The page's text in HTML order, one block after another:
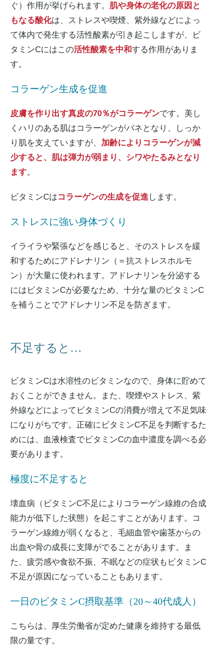
ぐ）作用が挙げられます。 肌や身体の老化の原因と
もなる酸化は、ストレスや喫煙、紫外線などによっ
て体内で発生する活性酸素が引き起こしますが、ビ
タミンCにはこの活性酸素を中和する作用がありま
す。
コラーゲン生成を促進
皮膚を作り出す真皮の70％がコラーゲンです。美し
くハリのある肌はコラーゲンがバネとなり、しっか
り肌を支えていますが、 加齢によりコラーゲンが減
少すると、肌は弾力が弱まり、シワやたるみとなり
ます。
ビタミンCはコラーゲンの生成を促進 します。
ストレスに強い身体づくり
イライラや緊張などを感じると、そのストレスを緩
和するためにアドレナリン（＝抗ストレスホルモ
ン）が大量に使われます。アドレナリンを分泌する
にはビタミンCが必要なため、十分な量のビタミンC
を補うことでアドレナリン不足を防ぎます。
不足すると…
ビタミンCは水溶性のビタミンなので、身体に貯めて
おくことができません。また、喫煙やストレス、紫
外線などによってビタミンCの消費が増えて不足気味
になりがちです。正確にビタミンC不足を判断するた
めには、血液検査でビタミンCの血中濃度を調べる必
要があります。
極度に不足すると
壊血病（ビタミンC不足によりコラーゲン線維の合成
能力が低下した状態）を起こすことがあります。コ
ラーゲン線維が弱くなると、毛細血管や歯茎からの
出血や骨の成長に支障がでることがあります。ま
た、疲労感や食欲不振、不眠などの症状もビタミンC
不足が原因になっていることもあります。
一日のビタミンC摂取基準（20～40代成人）
こちらは、厚生労働省が定めた健康を維持する最低
限の量です。